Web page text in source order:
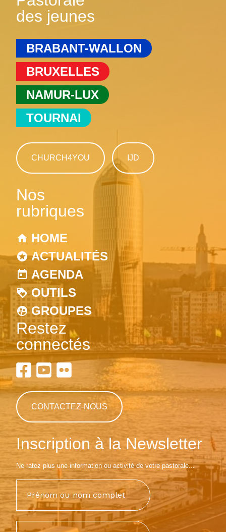
des jeunes
BRABANT-WALLON
BRUXELLES
NAMUR-LUX
TOURNAI
CHURCH4YOU IJD
Nos
rubriques
HOME
ACTUALITÉS
AGENDA
OUTILS
GROUPES
Restez
connectés
CONTACTEZ-NOUS
Inscription à la Newsletter
Ne ratez plus une information ou activité de votre pastorale...